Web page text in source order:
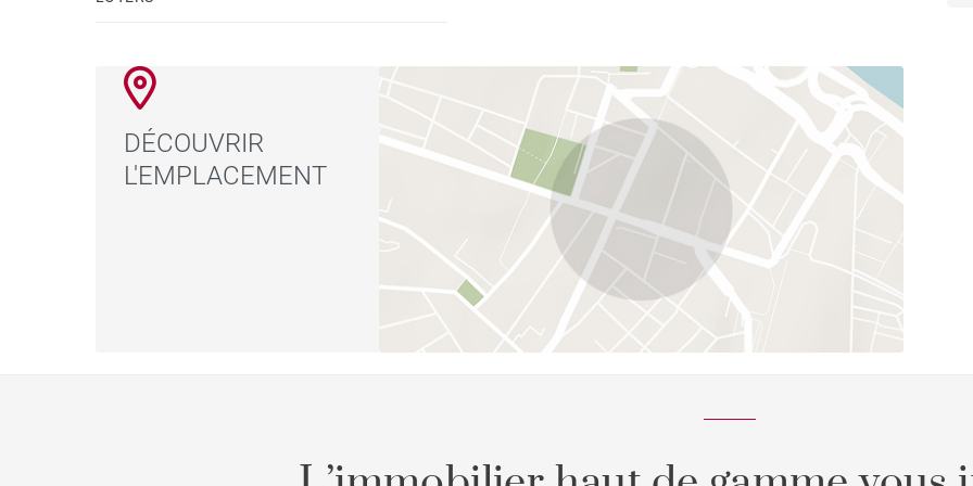
ainsi que de la principale zone commerciale et de loisirs, l'Avenida de Europa, de l'hôpital, des
services sportifs et éducatifs à quelques minutes de la propriété. De plus, vous avez le privilège
d'être très proche du centre de Madrid, à seulement 8 km, cette zone est devenue l'un des centres de
population les plus importants du nord-ouest de la communauté. Le centre-ville est entouré de
grands espaces verts, dont la "Casa de Campo", l'un des plus grands parcs de Madrid, que Pozuelo a
agrandi en développant le parc forestier de Somosaguas. Outre son excellente situation
géographique, Pozuelo dispose d'un grand nombre de connexions avec d'autres municipalités, et
notamment de deux gares de banlieue et du métro léger (Metro Ligero). Profitez de l'environnement
L'environnement naturel de Pozuelo et de ses environs est un luxe. Le parc Somosaguas et les
différents espaces verts font de la ville de Pozuelo une enclave idéale pour les amoureux de la
DÉCOUVRIR
L'EMPLACEMENT